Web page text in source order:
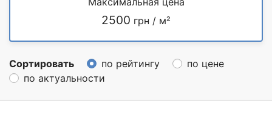
2500 грн / м²
Сортировать по рейтингу
по цене
по актуальности